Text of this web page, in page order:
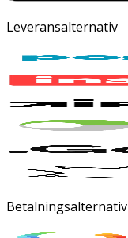
Leveransalternativ
Betalningsalternativ